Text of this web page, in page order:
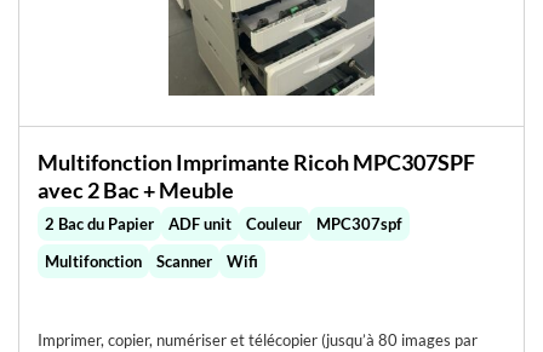
Multifonction Imprimante Ricoh MPC307SPF
avec 2 Bac + Meuble
2 Bac du Papier ADF unit Couleur
MPC307spf
Multifonction
Scanner Wifi
Imprimer, copier, numériser et télécopier (jusqu’à 80 images par